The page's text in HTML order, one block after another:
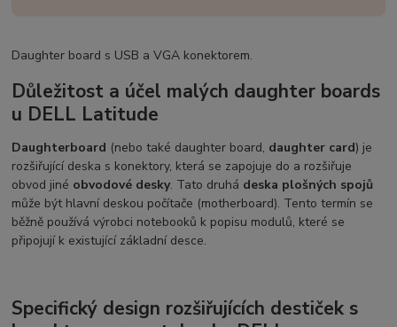
Daughter board s USB a VGA konektorem.
Důležitost a účel malých daughter boards
u DELL Latitude
Daughterboard (nebo také daughter board, daughter card) je
rozšiřující deska s konektory, která se zapojuje do a rozšiřuje
obvod jiné obvodové desky. Tato druhá deska plošných spojů
může být hlavní deskou počítače (motherboard). Tento termín se
běžně používá výrobci notebooků k popisu modulů, které se
připojují k existující základní desce.
Specifický design rozšiřujících destiček s